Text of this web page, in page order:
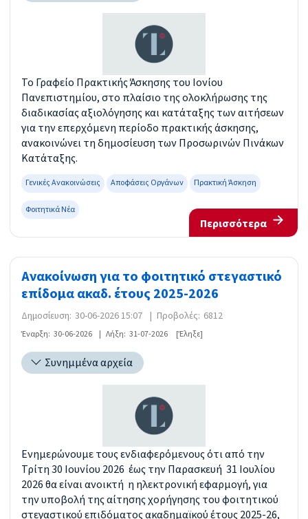
Το Γραφείο Πρακτικής Άσκησης του Ιονίου
Πανεπιστημίου, στο πλαίσιο της ολοκλήρωσης της
διαδικασίας αξιολόγησης και κατάταξης των αιτήσεων
για την επερχόμενη περίοδο πρακτικής άσκησης,
ανακοινώνει τη δημοσίευση των Προσωρινών Πινάκων
Κατάταξης.
Γενικές Ανακοινώσεις Αποφάσεις Οργάνων Πρακτική Άσκηση
Φοιτητικά Νέα
Περισσότερα
Ανακοίνωση για το φοιτητικό στεγαστικό
επίδομα ακαδ. έτους 2025-2026
Δημοσίευση: 30-06-2026 15:07 | Προβολές: 6812
Έναρξη: 30-06-2026 Λήξη: 31-07-2026 [Έληξε]
Συνημμένα αρχεία
Ενημερώνουμε τους ενδιαφερόμενους ότι από την
Τρίτη 30 Ιουνίου 2026 έως την Παρασκευή 31 Ιουλίου
2026 θα είναι ανοικτή η ηλεκτρονική εφαρμογή, για
την υποβολή της αίτησης χορήγησης του φοιτητικού
στεγαστικού επιδόματος ακαδημαϊκού έτους 2025-26,